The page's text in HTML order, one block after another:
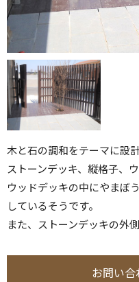
木と石の調和をテーマに設
ストーンデッキ、縦格子、
ウッドデッキの中にやまぼ
しているそうです。
また、ストーンデッキの外
お問い